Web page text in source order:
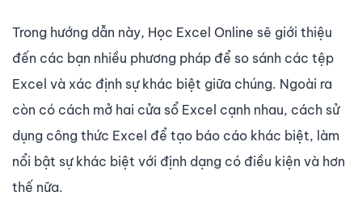
Trong hướng dẫn này, Học Excel Online sẽ giới thiệu
đến các bạn nhiều phương pháp để so sánh các tệp
Excel và xác định sự khác biệt giữa chúng. Ngoài ra
còn có cách mở hai cửa sổ Excel cạnh nhau, cách sử
dụng công thức Excel để tạo báo cáo khác biệt, làm
nổi bật sự khác biệt với định dạng có điều kiện và hơn
thế nữa.